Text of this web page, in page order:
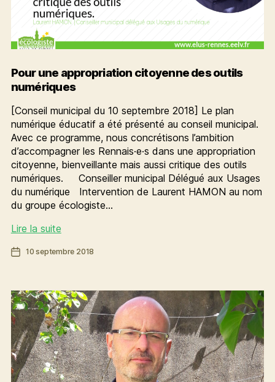
Pour une appropriation citoyenne des outils
numériques
[Conseil municipal du 10 septembre 2018] Le plan
numérique éducatif a été présenté au conseil municipal.
Avec ce programme, nous concrétisons l’ambition
d’accompagner les Rennais·e·s dans une appropriation
citoyenne, bienveillante mais aussi critique des outils
numériques. Conseiller municipal Délégué aux Usages
du numérique Intervention de Laurent HAMON au nom
du groupe écologiste…
Lire la suitePour
appropriation
outils
numériques
Date10 septembre 2018